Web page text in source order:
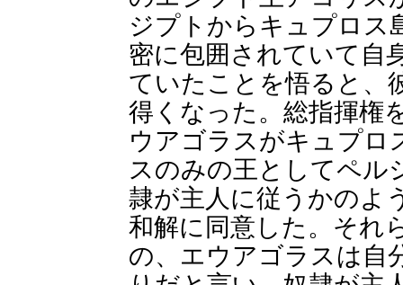
ジプトからキュプロス
密に包囲されていて自
ていたことを悟ると、
得くなった。総指揮権
ウアゴラスがキュプロ
スのみの王としてペル
隷が主人に従うかのよ
和解に同意した。それ
の、エウアゴラスは自